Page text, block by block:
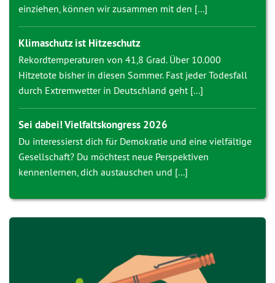
einziehen, können wir zusammen mit den [...]
Klimaschutz ist Hitzeschutz
Rekordtemperaturen von 41,8 Grad. Über 10.000
Hitzetote bisher in diesen Sommer. Fast jeder Todesfall
durch Extremwetter in Deutschland geht [...]
Sei dabei! Vielfaltskongress 2026
Du interessierst dich für Demokratie und eine vielfältige
Gesellschaft? Du möchtest neue Perspektiven
kennenlernen, dich austauschen und [...]